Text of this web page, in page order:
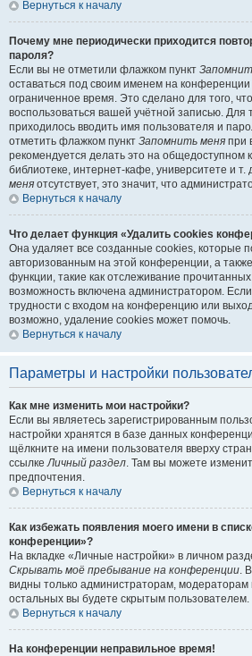
Вернуться к началу
Почему мне периодически приходится
пароля?
Если вы не отметили флажком пункт
оставаться под своим именем на конференции
ограниченное время. Это сделано для того,
воспользоваться вашей учётной записью. Для
приходилось вводить имя пользователя и
отметить флажком пункт Запомнить меня при
рекомендуется делать это на общедоступном
библиотеке, интернет-кафе, университете и т.
меня отсутствует, это значит, что
Вернуться к началу
Что делает функция «Удалить cookies
Она удаляет все созданные cookies, которые
авторизованным на этой конференции, а
функции, такие как отслеживание
возможность включена администратором.
трудности с входом на конференцию или
возможно, удаление cookies может помочь.
Вернуться к началу
Параметры и настройки
Как мне изменить мои настройки?
Если вы являетесь зарегистрированным
настройки хранятся в базе данных
щёлкните на имени пользователя вверху
ссылкеЛичный раздел. Там вы можете
предпочтения.
Вернуться к началу
Как избежать появления моего имени в
конференции»?
На вкладке «Личные настройки» в личном
Скрывать моё пребывание на конференции.
видны только администраторам, модераторам
остальных вы будете скрытым пользователем.
Вернуться к началу
На конференции неправильное время!